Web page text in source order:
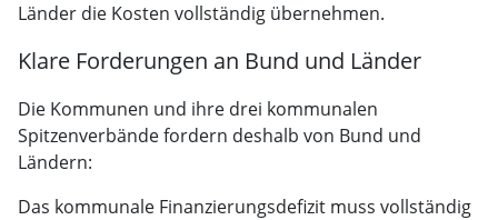
Länder die Kosten vollständig übernehmen.
Klare Forderungen an Bund und Länder
Die Kommunen und ihre drei kommunalen
Spitzenverbände fordern deshalb von Bund und
Ländern:
Das kommunale Finanzierungsdefizit muss vollständig